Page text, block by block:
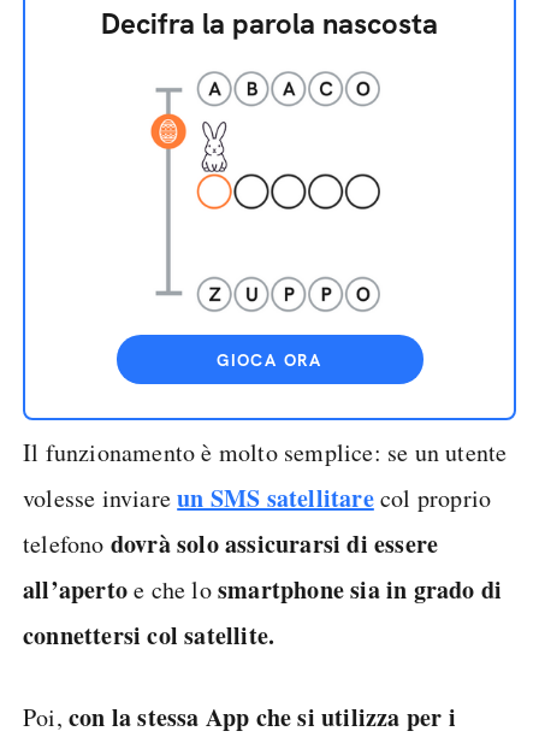
Decifra la parola nascosta
GIOCA ORA
Il funzionamento è molto semplice: se un utente
volesse inviareun SMS satellitarecol proprio
telefono dovrà solo assicurarsi di essere
all’apertoe che losmartphone sia in grado di
connettersi col satellite.
Poi, con la stessa App che si utilizza per i